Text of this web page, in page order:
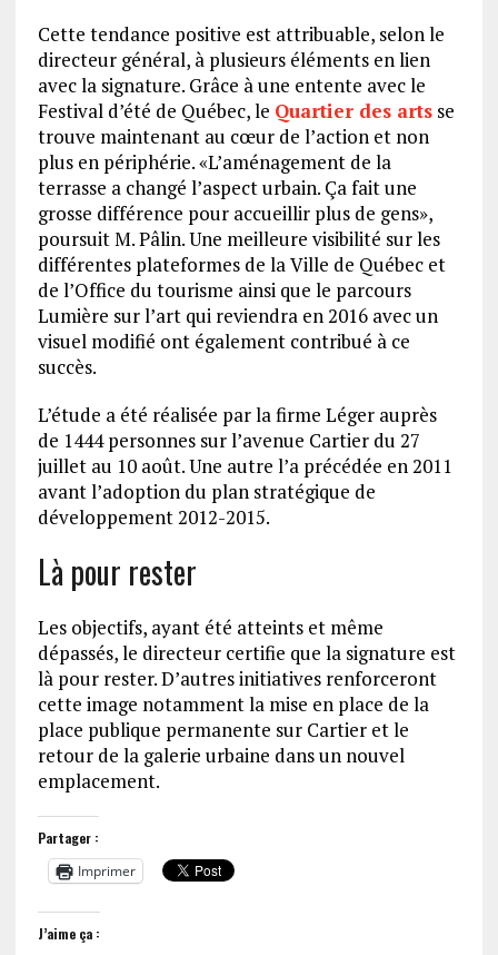
Cette tendance positive est attribuable, selon le
directeur général, à plusieurs éléments en lien
avec la signature. Grâce à une entente avec le
Festival d’été de Québec, le Quartier des artsse
trouve maintenant au cœur de l’action et non
plus en périphérie. «L’aménagement de la
terrasse a changé l’aspect urbain. Ça fait une
grosse différence pour accueillir plus de gens»,
poursuit M. Pâlin. Une meilleure visibilité sur les
différentes plateformes de la Ville de Québec et
de l’Office du tourisme ainsi que le parcours
Lumière sur l’art qui reviendra en 2016 avec un
visuel modifié ont également contribué à ce
succès.
L’étude a été réalisée par la firme Léger auprès
de 1444 personnes sur l’avenue Cartier du 27
juillet au 10 août. Une autre l’a précédée en 2011
avant l’adoption du plan stratégique de
développement 2012-2015.
Là pour rester
Les objectifs, ayant été atteints et même
dépassés, le directeur certifie que la signature est
là pour rester. D’autres initiatives renforceront
cette image notamment la mise en place de la
place publique permanente sur Cartier et le
retour de la galerie urbaine dans un nouvel
emplacement.
Partager :
Imprimer
J’aime ça :